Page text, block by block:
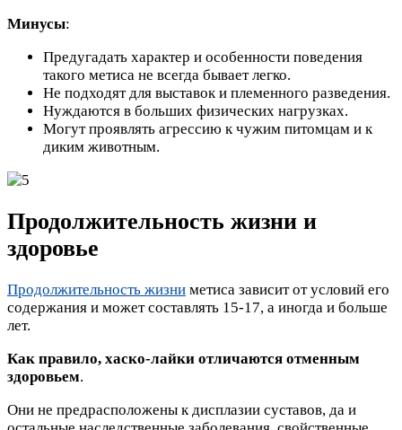
Минусы:
Предугадать характер и особенности поведения
такого метиса не всегда бывает легко.
Не подходят для выставок и племенного разведения.
Нуждаются в больших физических нагрузках.
Могут проявлять агрессию к чужим питомцам и к
диким животным.
Продолжительность жизни и
здоровье
Продолжительность жизни метиса зависит от условий его
содержания и может составлять 15-17, а иногда и больше
лет.
Как правило, хаско-лайки отличаются отменным
здоровьем.
Они не предрасположены к дисплазии суставов, да и